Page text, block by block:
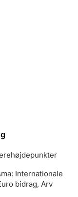
Internationale
bidrag, Arv